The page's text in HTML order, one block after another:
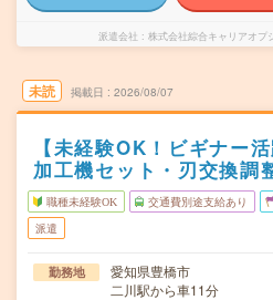
派遣会社 株式会社綜合キャリアオプ
未読 掲載日 2026/08/07
【未経験OK！ビギナー
加工機セット・刃交換調
職種未経験OK 交通費別途支給あり
派遣
勤務地
愛知県豊橋市
二川駅から車11分